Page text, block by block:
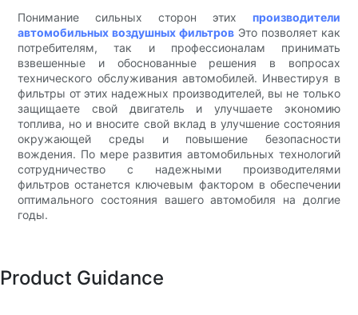
Понимание сильных сторон этих
производители
автомобильных воздушных фильтров Это позволяет как
потребителям, так и профессионалам принимать
взвешенные и обоснованные решения в вопросах
технического обслуживания автомобилей. Инвестируя в
фильтры от этих надежных производителей, вы не только
защищаете свой двигатель и улучшаете экономию
топлива, но и вносите свой вклад в улучшение состояния
окружающей среды и повышение безопасности
вождения. По мере развития автомобильных технологий
сотрудничество с надежными производителями
фильтров останется ключевым фактором в обеспечении
оптимального состояния вашего автомобиля на долгие
годы.
Product Guidance